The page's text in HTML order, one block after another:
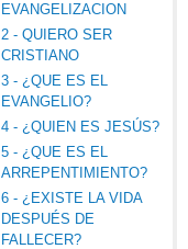
EVANGELIZACION
2 - QUIERO SER
CRISTIANO
3 - ¿QUE ES EL
EVANGELIO?
4 - ¿QUIEN ES JESÚS?
5 - ¿QUE ES EL
ARREPENTIMIENTO?
6 - ¿EXISTE LA VIDA
DESPUÉS DE
FALLECER?